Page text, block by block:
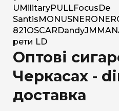
U MilitaryPULLFocus De
Santis MONUSNERO
821 OSCAR DandyJM MAN
рети LD
Оптові
Черкасах -
доставка